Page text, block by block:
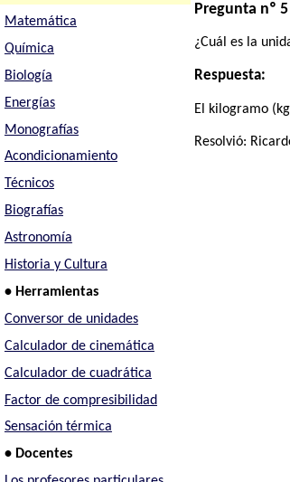
Matemática
Química
Biología
Energías
Monografías
Acondicionamiento
Técnicos
Biografías
Astronomía
Historia y Cultura
• Herramientas
Conversor de unidades
Calculador de cinemática
Calculador de cuadrática
Factor de compresibilidad
Sensación térmica
• Docentes
Pregunta nº 5
¿Cuál es la
Respuesta:
El kilogramo
Resolvió: